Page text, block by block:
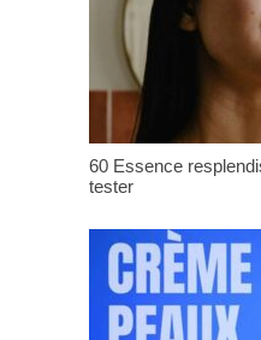
60 Essence
tester